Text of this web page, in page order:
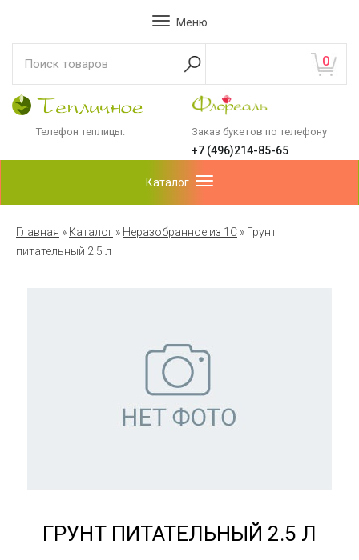
Меню
0
Телефон теплицы: Заказ букетов по телефону
+7 (496)214-85-65
Каталог
Главная » Каталог » Неразобранное из 1С » Грунт
питательный 2.5 л
ГРУНТ ПИТАТЕЛЬНЫЙ 2.5 Л